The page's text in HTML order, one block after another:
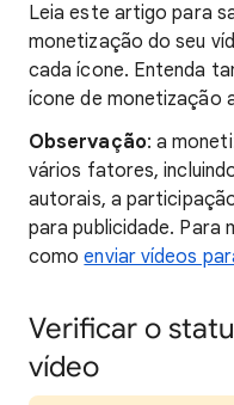
Leia este artigo para
monetização do seu
cada ícone. Entenda
ícone de monetização
Observação: a
vários fatores,
autorais, a
para publicidade. Para
comoenviar vídeos
Verificar o
vídeo